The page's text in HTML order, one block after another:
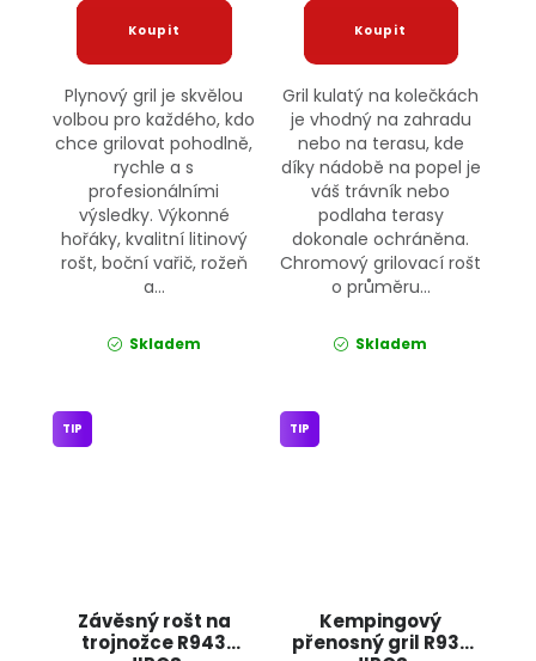
Plynový gril je skvělou
volbou pro každého, kdo
chce grilovat pohodlně,
rychle a s
profesionálními
výsledky. Výkonné
hořáky, kvalitní litinový
rošt, boční vařič, rožeň
a...
Skladem
Gril kulatý na kolečkách
je vhodný na zahradu
nebo na terasu, kde
díky nádobě na popel je
váš trávník nebo
podlaha terasy
dokonale ochráněna.
Chromový grilovací rošt
o průměru...
Skladem
Závěsný rošt na
trojnožce R943
TIP
Kempingový
přenosný gril R937
TIP